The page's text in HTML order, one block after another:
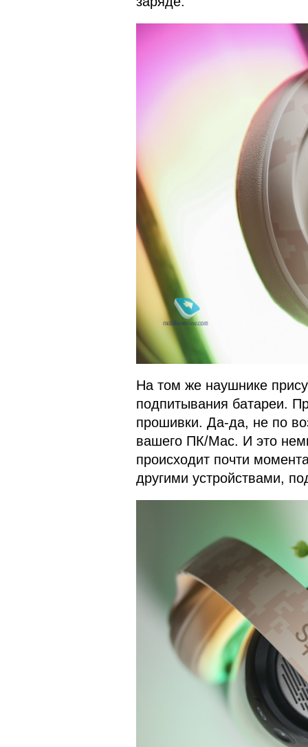
На том же наушнике
подпитывания батареи.
прошивки. Да-да, не по
вашего ПК/Mac. И это
происходит почти
другими устройствами,